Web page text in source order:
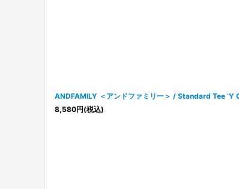
ANDFAMILY ＜アンドファミリー＞ / Standard Tee ‘Y
8,580円(税込)